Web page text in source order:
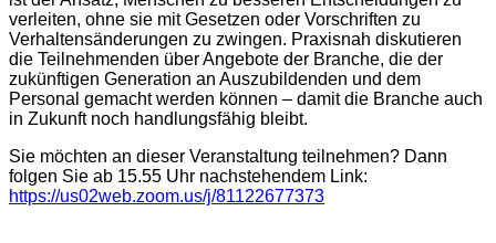
verleiten, ohne sie mit Gesetzen oder Vorschriften zu
Verhaltensänderungen zu zwingen. Praxisnah diskutieren
die Teilnehmenden über Angebote der Branche, die der
zukünftigen Generation an Auszubildenden und dem
Personal gemacht werden können – damit die Branche auch
in Zukunft noch handlungsfähig bleibt.
Sie möchten an dieser Veranstaltung teilnehmen? Dann
folgen Sie ab 15.55 Uhr nachstehendem Link:
https://us02web.zoom.us/j/81122677373